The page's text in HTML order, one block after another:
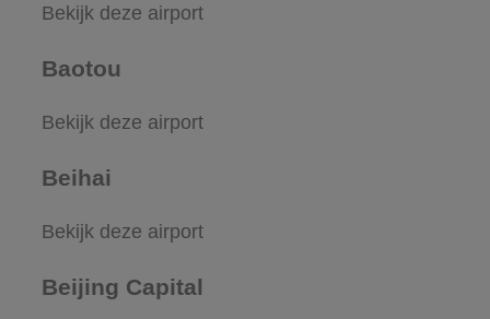
Bekijk deze airport
Baotou
Bekijk deze airport
Beihai
Bekijk deze airport
Beijing Capital